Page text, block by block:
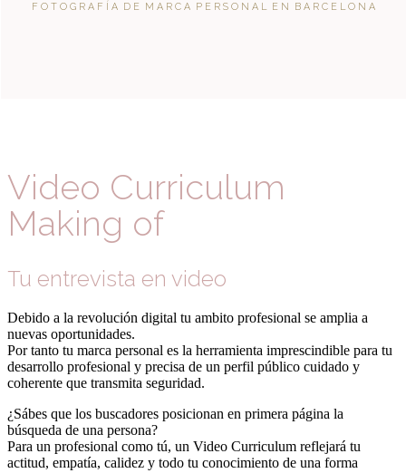
F O T O G R A F Í A D E M A R C A P E R S O N A L E N B A R C E L O N A
Video Curriculum
Making of
Tu entrevista en video
Debido a la revolución digital tu ambito profesional se amplia a
nuevas oportunidades.
Por tanto tu marca personal es la herramienta imprescindible para tu
desarrollo profesional y precisa de un perfil público cuidado y
coherente que transmita seguridad.
¿Sábes que los buscadores posicionan en primera página la
búsqueda de una persona?
Para un profesional como tú, un Video Curriculum reflejará tu
actitud, empatía, calidez y todo tu conocimiento de una forma